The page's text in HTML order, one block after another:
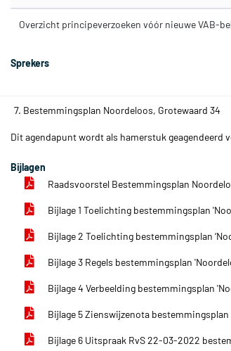
Overzicht principeverzoeken vóór nieuwe VAB-
Sprekers
7. Bestemmingsplan Noordeloos, Grotewaard 34
Dit agendapunt wordt als hamerstuk geagendeerd
Bijlagen
Raadsvoorstel Bestemmingsplan
Bijlage 1 Toelichting bestemmingsplan
Bijlage 2 Toelichting bestemmingsplan
Bijlage 3 Regels bestemmingsplan
Bijlage 4 Verbeelding bestemmingsplan
Bijlage 5 Zienswijzenota
Bijlage 6 Uitspraak RvS 22-03-2022